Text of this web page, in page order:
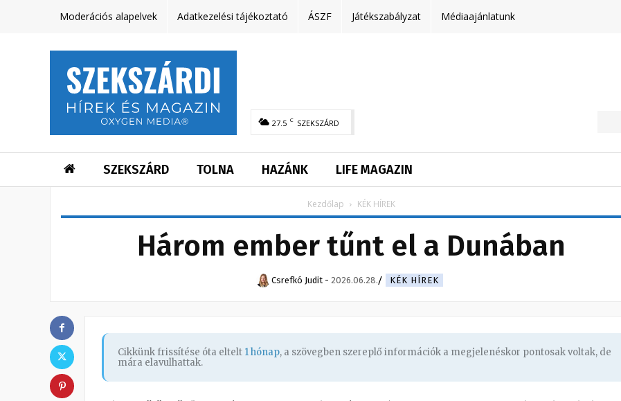
Moderációs alapelvek Adatkezelési tájékoztató ÁSZF Játékszabályzat Médiaajánlatunk
27.5 C SZEKSZÁRD
SZEKSZÁRD TOLNA HAZÁNK LIFE MAGAZIN
Kezdőlap KÉK HÍREK
Három ember tűnt el a Dunában
Csrefkó Judit - 2026.06.28. KÉK HÍREK
Cikkünk frissítése óta eltelt 1 hónap, a szövegben szereplő információk a megjelenéskor pontosak voltak, de
mára elavulhattak.